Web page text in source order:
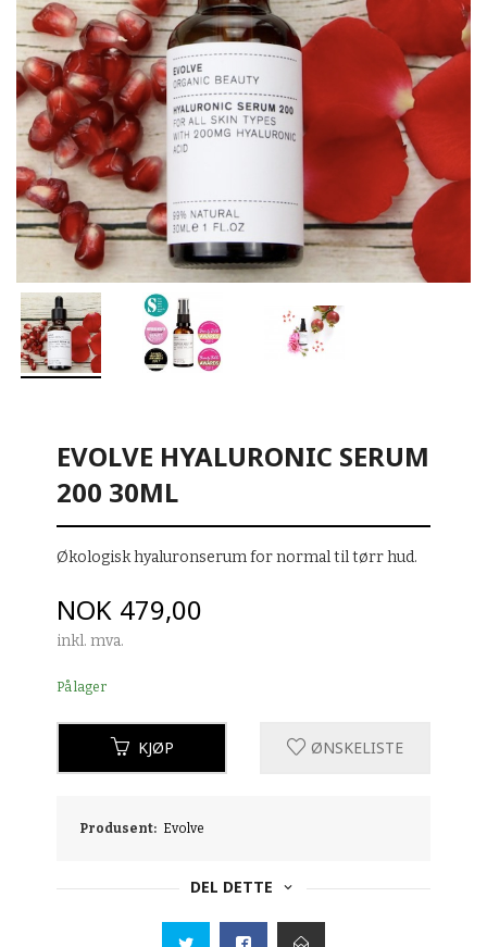
EVOLVE HYALURONIC SERUM
200 30ML
Økologisk hyaluronserum for normal til tørr hud.
Pris
NOK 479,00
inkl. mva.
På lager
KJØP ØNSKELISTE
Produsent: Evolve
DEL DETTE